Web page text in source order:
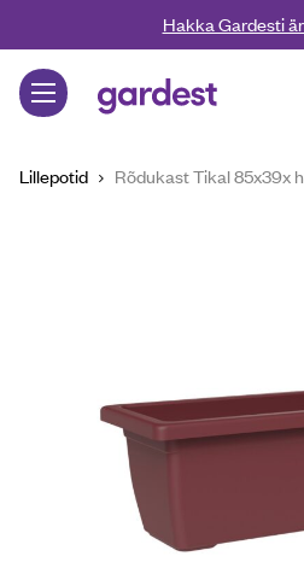
Liigu edasi põhisisu juurdeHakka Gardesti
Gardest
Lillepotid Rõdukast Tikal 85x39x